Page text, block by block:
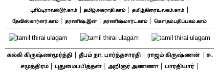
டிரிப்டிராவல்டூர்.காம்| தமிழ்அகராதி.காம்| தமிழ்திரைஉலகம்.காம்|
தேவிஸ்கார்னர்.காம் தரணிஷ்.இன்| தரணிஷ்மார்ட்.காம் கௌதம்பதிப்பகம்.காம்
கல்கி கிருஷ்ணமூர்த்தி| தீபம் நா. பார்த்தசாரதி| ராஜம் கிருஷ்ணன்|
சு.
சமுத்திரம்| புதுமைப்பித்தன்| அறிஞர் அண்ணா| பாரதியார்|